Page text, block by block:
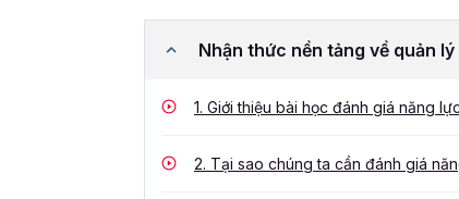
Nhận thức nền tảng về quản lý
1. Giới thiệu bài học đánh giá năng
2. Tại sao chúng ta cần đánh giá